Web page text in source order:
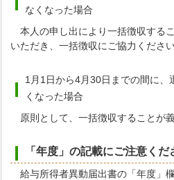
なくなった場合
本人の申し出により一括徴収する
いただき、一括徴収にご協力ください
1月1日から4月30日までの間に、
くなった場合
原則として、一括徴収することが
「年度」の記載にご注意くだ
給与所得者異動届出書の「年度」